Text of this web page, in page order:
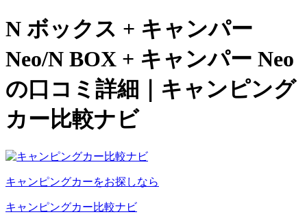
N ボックス + キャンパー
Neo/N BOX + キャンパー Neo
の口コミ詳細｜キャンピング
カー比較ナビ
キャンピングカーをお探しなら
キャンピングカー比較ナビ